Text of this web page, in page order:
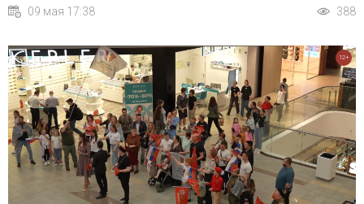
09 мая 17:38
388
12+